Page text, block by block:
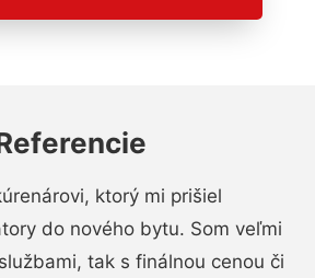
ktorý mi prišiel
do nového bytu. Som veľmi
tak s finálnou cenou či